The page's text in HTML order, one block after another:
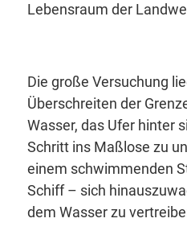
Lebensraum der
Die große Versuchung
Überschreiten der
Wasser, das Ufer hinter
Schritt ins Maßlose zu
einem schwimmenden
Schiff – sich
dem Wasser zu